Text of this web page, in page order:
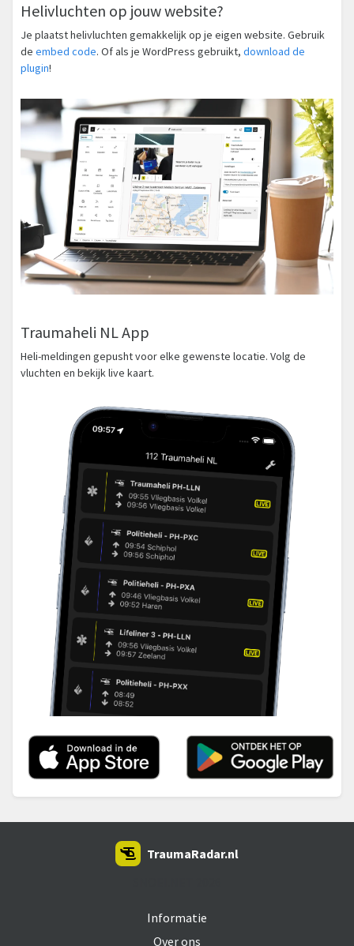
Helivluchten op jouw website?
Je plaatst helivluchten gemakkelijk op je eigen website. Gebruik
de embed code. Of als je WordPress gebruikt, download de
plugin!
Traumaheli NL App
Heli-meldingen gepusht voor elke gewenste locatie. Volg de
vluchten en bekijk live kaart.
Informatie
Over ons
TraumaRadar.nl